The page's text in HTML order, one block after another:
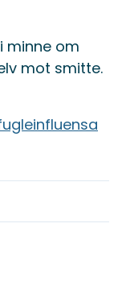
minne om
mot smitte.